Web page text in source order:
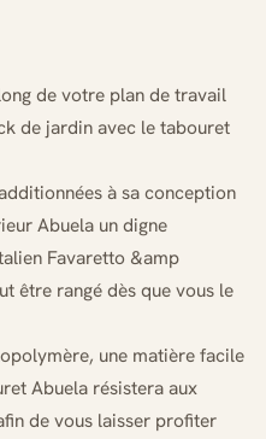
de votre plan de travail
de jardin avec le tabouret
à sa conception
Abuela un digne
Favaretto &amp
être rangé dès que vous le
une matière facile
Abuela résistera aux
de vous laisser profiter